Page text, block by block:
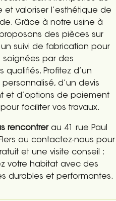
et valoriser l’esthétique de
Grâce à notre usine à
des pièces sur
suivi de fabrication pour
soignées par des
qualifiés. Profitez d’un
d’un devis
et d’options de paiement
faciliter vos travaux.
rencontrerau 41 rue Paul
ou contactez-nous pour
et une visite conseil :
votre habitat avec des
durables et performantes.